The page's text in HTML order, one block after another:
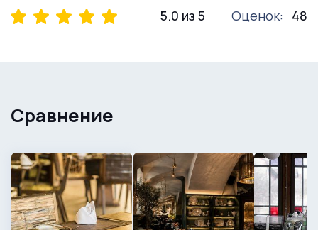
5.0 из 5 Оценок: 48
Сравнение